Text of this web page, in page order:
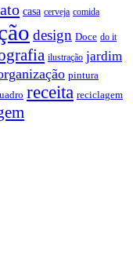
casa cerveja comida
design Doce do it
ilustração jardim
pintura
receita reciclagem